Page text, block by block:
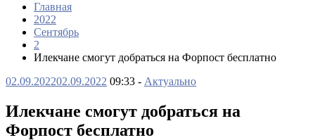
Главная
2022
Сентябрь
2
Илекчане смогут добраться на Форпост бесплатно
02.09.202202.09.2022 09:33 - Актуально
Илекчане смогут добраться на
Форпост бесплатно